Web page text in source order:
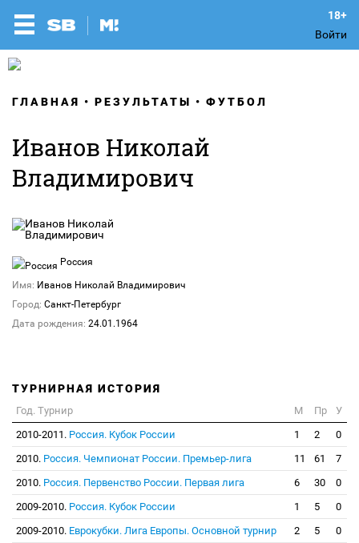
Войти
ГЛАВНАЯ РЕЗУЛЬТАТЫ ФУТБОЛ
Иванов Николай
Владимирович
Россия
Имя: Иванов Николай Владимирович
Город: Санкт-Петербург
Дата рождения: 24.01.1964
ТУРНИРНАЯ ИСТОРИЯ
Год. Турнир М Пр
У
2010-2011. Россия. Кубок России 1 2
0
2010. Россия. Чемпионат России. Премьер-лига 11 61
7
2010. Россия. Первенство России. Первая лига 6 30
0
2009-2010. Россия. Кубок России 1 5
0
2009-2010. Еврокубки. Лига Европы. Основной турнир 2 5
0